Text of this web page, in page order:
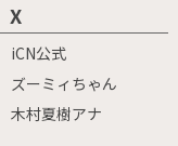
X
iCN公式
ズーミィちゃん
木村夏樹アナ